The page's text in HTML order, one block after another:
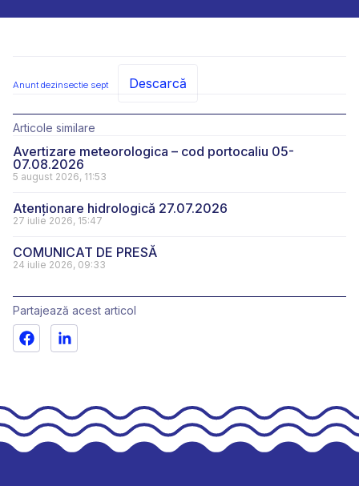
Anunt dezinsectie sept Descarcă
Articole similare
Avertizare meteorologica – cod portocaliu 05-
07.08.2026
5 august 2026, 11:53
Atenționare hidrologică 27.07.2026
27 iulie 2026, 15:47
COMUNICAT DE PRESĂ
24 iulie 2026, 09:33
Partajează acest articol